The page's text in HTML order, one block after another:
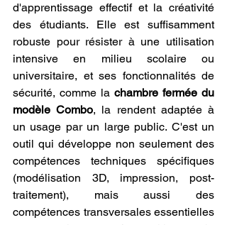
d'apprentissage effectif et la créativité
des étudiants. Elle est suffisamment
robuste pour résister à une utilisation
intensive en milieu scolaire ou
universitaire, et ses fonctionnalités de
sécurité, comme la chambre fermée du
modèle Combo, la rendent adaptée à
un usage par un large public. C'est un
outil qui développe non seulement des
compétences techniques spécifiques
(modélisation 3D, impression, post-
traitement), mais aussi des
compétences transversales essentielles